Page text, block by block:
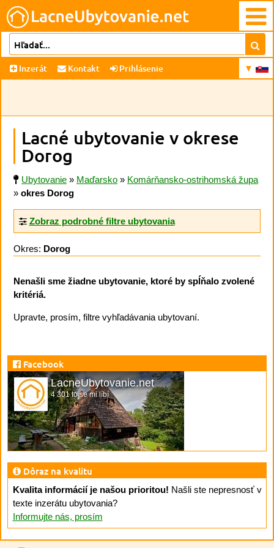
Inzerát Kontakt Prihlásenie
Lacné ubytovanie v okrese
Dorog
Ubytovanie » Maďarsko » Komárňansko-ostrihomská župa
» okres Dorog
Zobraz podrobné filtre ubytovania
Okres: Dorog
Nenašli sme žiadne ubytovanie, ktoré by spĺňalo zvolené
kritériá.
Upravte, prosím, filtre vyhľadávania ubytovaní.
Facebook
LacneUbytovanie.net
4 301 to se mi líbí
Dôraz na kvalitu
Kvalita informácií je našou prioritou! Našli ste nepresnosť v
texte inzerátu ubytovania?
Informujte nás, prosím